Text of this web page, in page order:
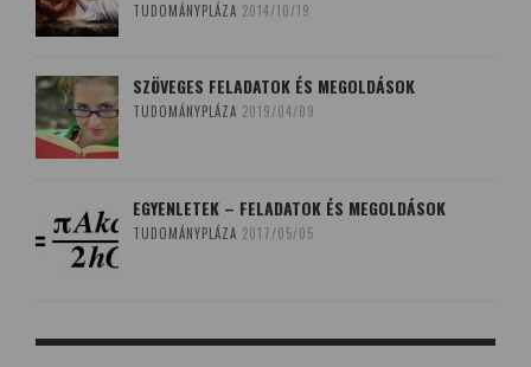
TUDOMÁNYPLÁZA 2014/10/19
SZÖVEGES FELADATOK ÉS MEGOLDÁSOK
TUDOMÁNYPLÁZA 2019/04/09
EGYENLETEK – FELADATOK ÉS MEGOLDÁSOK
TUDOMÁNYPLÁZA 2017/05/05